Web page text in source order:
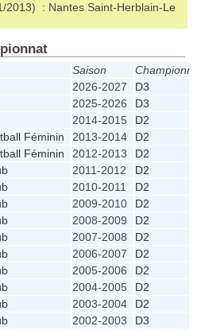
2013) : Nantes Saint-Herblain-Le
Saison
Championnat
2026-2027
D3
2025-2026
D3
2014-2015
D2
Féminin
2013-2014
D2
Féminin
2012-2013
D2
2011-2012
D2
2010-2011
D2
2009-2010
D2
2008-2009
D2
2007-2008
D2
2006-2007
D2
2005-2006
D2
2004-2005
D2
2003-2004
D2
2002-2003
D3